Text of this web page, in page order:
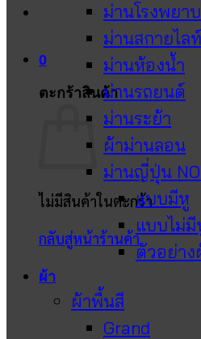
0
ตะกร้าสินค้า
ไม่มีสินค้าในตะกร้า
กลับสู่หน้าร้านค้า
ม่านโรงพยา
ม่านสกายไลท์
ม่านห้องน้ำ
ม่านรถยนต์
ม่านระย้า
ผ้าม่านลอน
ม่านญี่ปุ่น
แบบมีหู
แบบไม่มี
ตัวอย่าง
ผ้า
ผ้าพื้นสี
Grand